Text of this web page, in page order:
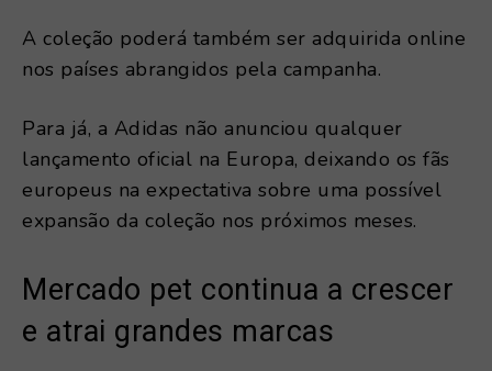
A coleção poderá também ser adquirida online
nos países abrangidos pela campanha.
Para já, a Adidas não anunciou qualquer
lançamento oficial na Europa, deixando os fãs
europeus na expectativa sobre uma possível
expansão da coleção nos próximos meses.
Mercado pet continua a crescer
e atrai grandes marcas